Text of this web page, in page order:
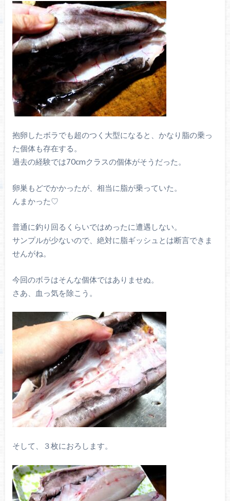
抱卵したボラでも超のつく大型になると、かなり脂の乗っ
た個体も存在する。
過去の経験では70cmクラスの個体がそうだった。
卵巣もどでかかったが、相当に脂が乗っていた。
んまかった♡
普通に釣り回るくらいではめったに遭遇しない。
サンプルが少ないので、絶対に脂ギッシュとは断言できま
せんがね。
今回のボラはそんな個体ではありませぬ。
さあ、血っ気を除こう。
そして、３枚におろします。